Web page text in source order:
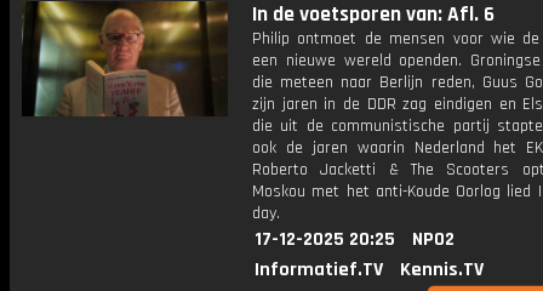
In de voetsporen van: Afl. 6
Philip ontmoet de mensen voor wie
een nieuwe wereld openden.
die meteen naar Berlijn reden, Guus
zijn jaren in de DDR zag eindigen en
die uit de communistische partij
ook de jaren waarin Nederland het
Roberto Jacketti & The Scooters
Moskou met het anti-Koude Oorlog lied
day.
17-12-2025 20:25
NPO2
Informatief.TV
Kennis.TV